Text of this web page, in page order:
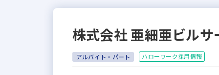
株式会社 亜細亜ビルサ
アルバイト・パート ハローワーク採用情報